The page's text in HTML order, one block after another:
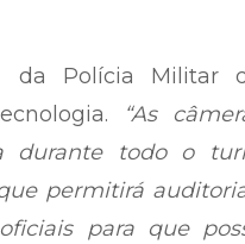
da Polícia Militar
“As
durante todo o
permitirá
para que